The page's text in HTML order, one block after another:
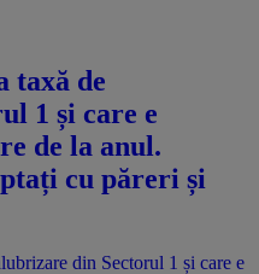
taxă de
1 și care e
de la anul.
cu păreri și